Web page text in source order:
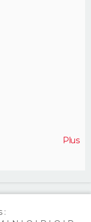
Plus
: